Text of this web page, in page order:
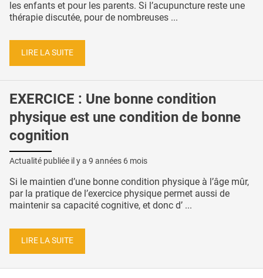
les enfants et pour les parents. Si l’acupuncture reste une
thérapie discutée, pour de nombreuses ...
LIRE LA SUITE
EXERCICE : Une bonne condition
physique est une condition de bonne
cognition
Actualité publiée il y a 9 années 6 mois
Si le maintien d’une bonne condition physique à l’âge mûr,
par la pratique de l’exercice physique permet aussi de
maintenir sa capacité cognitive, et donc d’ ...
LIRE LA SUITE